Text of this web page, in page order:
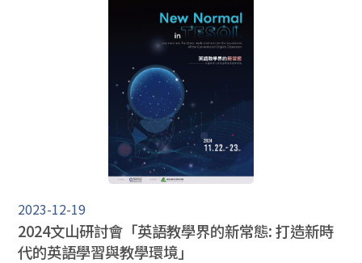
and Teachers Inside and Outside the Boundaries of the
Conventional English Classroom 詳細徵稿子題及相關資
（五）～23日（六） 論文摘要收件截止日：2024年2月
26日（一） April 8（一） 論文摘要錄取通知日：2024年
3月26日（二）-2月26日前投稿 論文摘要新錄取通知日：
2024年4月30日（二）-2月26日後投稿 投稿連結：
https://forms.gle/meX3vNGxwoCM74VL8 研討會郵箱：
2024wsconf@gmail.com. 研討會網站：
https://etrawenshan.wixsite.com/etra-wenshan
2023-12-19
2024文山研討會「英語教學界的新常態: 打造新時
代的英語學習與教學環境」